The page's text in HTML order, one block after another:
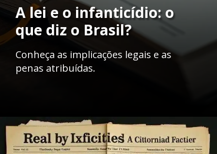
A lei e o infanticídio: o
que diz o Brasil?
Conheça as implicações legais e as
penas atribuídas.
https://ademilsoncs.adv.br/